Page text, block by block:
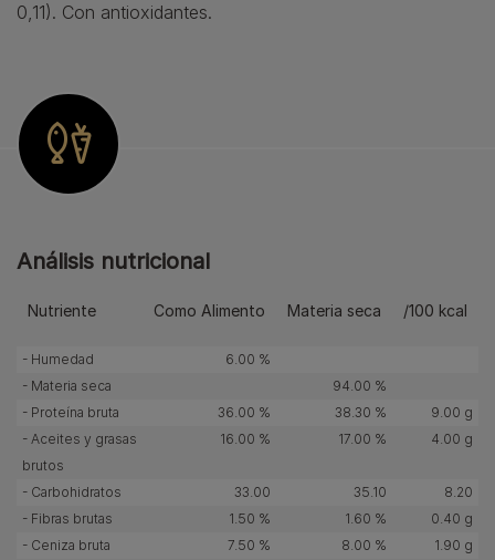
0,11). Con antioxidantes.
Análisis nutricional
Nutriente Como Alimento Materia seca /100 kcal
- Humedad
6.00 %
- Materia seca
94.00 %
- Proteína bruta
36.00 % 38.30 %
9.00 g
- Aceites y grasas
brutos
16.00 % 17.00 % 4.00 g
- Carbohidratos 33.00 35.10
8.20
- Fibras brutas
1.50 % 1.60 %
0.40 g
- Ceniza bruta
7.50 % 8.00 % 1.90 g